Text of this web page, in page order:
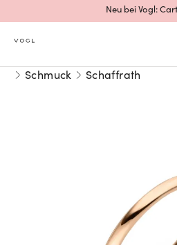
Neu bei Vogl:
Mehr erfahren: Ikonische
Neu bei Vogl: Uhren von
Schmuck Schaffrath